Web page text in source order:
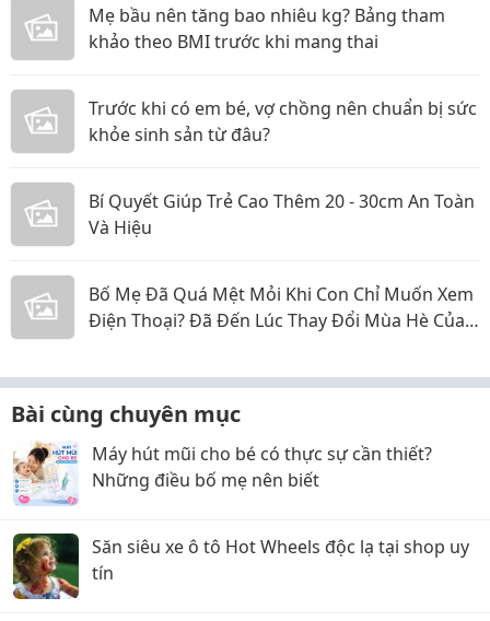
Mẹ bầu nên tăng bao nhiêu kg? Bảng tham
khảo theo BMI trước khi mang thai
Trước khi có em bé, vợ chồng nên chuẩn bị sức
khỏe sinh sản từ đâu?
Bí Quyết Giúp Trẻ Cao Thêm 20 - 30cm An Toàn
Và Hiệu
Bố Mẹ Đã Quá Mệt Mỏi Khi Con Chỉ Muốn Xem
Điện Thoại? Đã Đến Lúc Thay Đổi Mùa Hè Của
Bài cùng chuyên mục
Máy hút mũi cho bé có thực sự cần thiết?
Những điều bố mẹ nên biết
Săn siêu xe ô tô Hot Wheels độc lạ tại shop uy
tín